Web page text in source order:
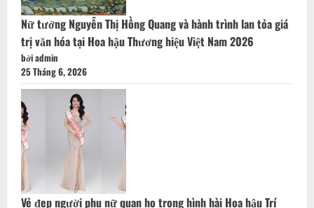
Nữ tướng Nguyễn Thị Hồng Quang và hành trình lan tỏa giá
trị văn hóa tại Hoa hậu Thương hiệu Việt Nam 2026
bởi admin
25 Tháng 6, 2026
Vẻ đẹp người phụ nữ quan họ trong hình hài Hoa hậu Trí